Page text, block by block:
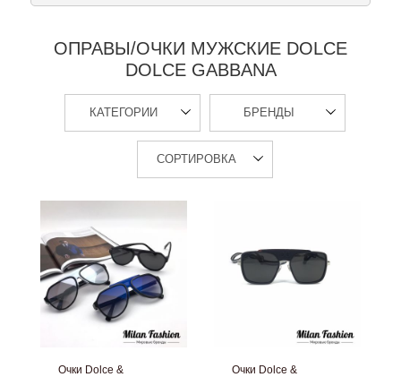
ОПРАВЫ/ОЧКИ МУЖСКИЕ DOLCE
DOLCE GABBANA
КАТЕГОРИИ БРЕНДЫ
СОРТИРОВКА
Очки Dolce &
Очки Dolce &